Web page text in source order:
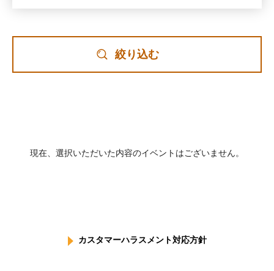
絞り込む
現在、選択いただいた内容のイベントはございません。
カスタマーハラスメント対応方針